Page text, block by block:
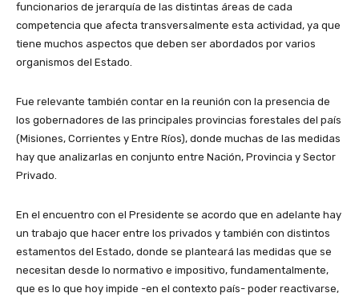
funcionarios de jerarquía de las distintas áreas de cada
competencia que afecta transversalmente esta actividad, ya que
tiene muchos aspectos que deben ser abordados por varios
organismos del Estado.
Fue relevante también contar en la reunión con la presencia de
los gobernadores de las principales provincias forestales del país
(Misiones, Corrientes y Entre Ríos), donde muchas de las medidas
hay que analizarlas en conjunto entre Nación, Provincia y Sector
Privado.
En el encuentro con el Presidente se acordo que en adelante hay
un trabajo que hacer entre los privados y también con distintos
estamentos del Estado, donde se planteará las medidas que se
necesitan desde lo normativo e impositivo, fundamentalmente,
que es lo que hoy impide -en el contexto país- poder reactivarse,